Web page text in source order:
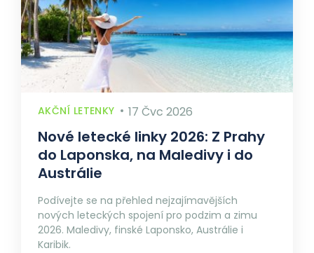
AKČNÍ LETENKY 17 Čvc 2026
Nové letecké linky 2026: Z Prahy
do Laponska, na Maledivy i do
Austrálie
Podívejte se na přehled nejzajímavějších
nových leteckých spojení pro podzim a zimu
2026. Maledivy, finské Laponsko, Austrálie i
Karibik.